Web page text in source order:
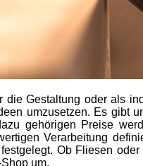
die Gestaltung oder als
umzusetzen. Es gibt
gehörigen Preise
Verarbeitung
Ob Fliesen
um.